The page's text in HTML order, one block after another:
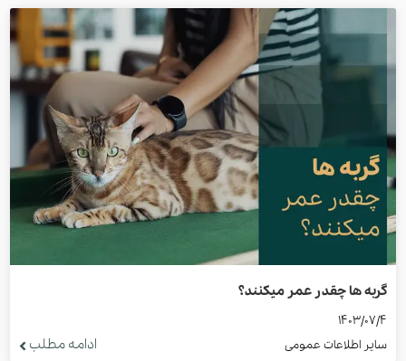
گربه ها چقدر عمر میکنند؟
1403/07/4
سایر اطلاعات عمومی
ادامه مطلب